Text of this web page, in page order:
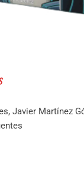
Javier Martínez